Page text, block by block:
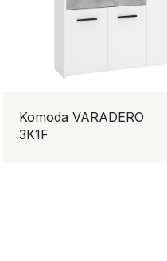
Komoda VARADERO
3K1F